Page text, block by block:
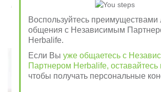
Завтрак съешь сам, обед
отдай врагу
Говорили в древности
Воспользуйтесь преимуществами
общения с Независимым
Herbalife.
Если Выуже общаетесь с
Партнером Herbalife, оставайтесь
чтобы получать персональные